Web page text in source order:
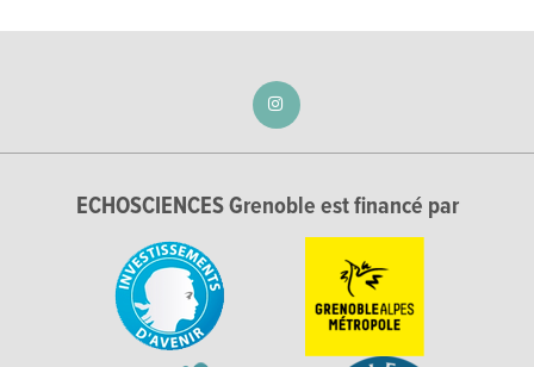
ECHOSCIENCES Grenoble est financé par